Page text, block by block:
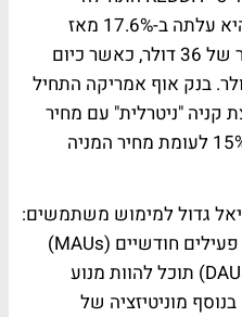
להיסחר בחודש שעבר כאשר היא עלתה ב-17.6% מאז
ההנפקה שלה שנעשתה במחיר של 36 דולר, כאשר כיום
נסחרת במחיר של 40 דולר. בנק אוף אמריקה התחיל
קניה "ניטרלית" עם מחיר
יעד של 46 דולר, אפסייד של 15% לעומת מחיר המניה
גדול למימוש משתמשים:
"המרת 500 מיליון משתמשים פעילים חודשיים (MAUs)
למשתמשים פעילים יומיים (DAUs) תוכל להוות מנוע
מוניטיזציה של